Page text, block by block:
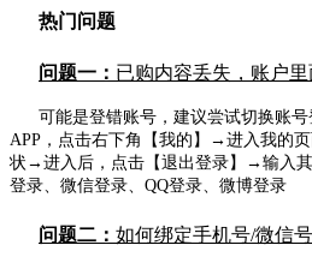
热门问题
问题一： 已购内容丢失，账户
可能是登错账号，建议尝试切换账
APP，点击右下角【我的】→进入我的
状→进入后，点击【退出登录】
→输入
登录、微信登录、QQ登录、微博登录
问题二： 如何绑定手机号/微信号